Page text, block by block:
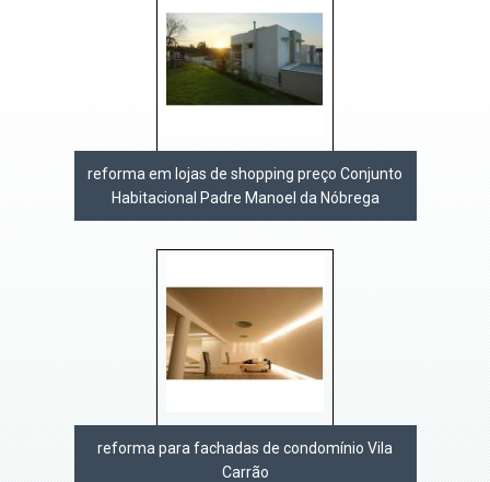
reforma em lojas de shopping preço Conjunto
Habitacional Padre Manoel da Nóbrega
reforma para fachadas de condomínio Vila
Carrão